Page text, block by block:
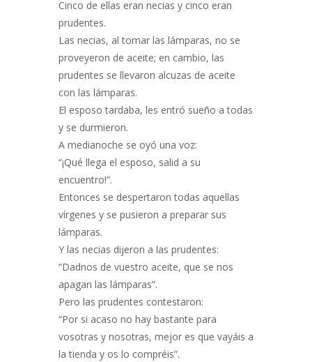
Cinco de ellas eran necias y cinco eran
prudentes.
Las necias, al tomar las lámparas, no se
proveyeron de aceite; en cambio, las
prudentes se llevaron alcuzas de aceite
con las lámparas.
El esposo tardaba, les entró sueño a todas
y se durmieron.
A medianoche se oyó una voz:
“¡Qué llega el esposo, salid a su
encuentro!”.
Entonces se despertaron todas aquellas
vírgenes y se pusieron a preparar sus
lámparas.
Y las necias dijeron a las prudentes:
“Dadnos de vuestro aceite, que se nos
apagan las lámparas”.
Pero las prudentes contestaron:
“Por si acaso no hay bastante para
vosotras y nosotras, mejor es que vayáis a
la tienda y os lo compréis”.